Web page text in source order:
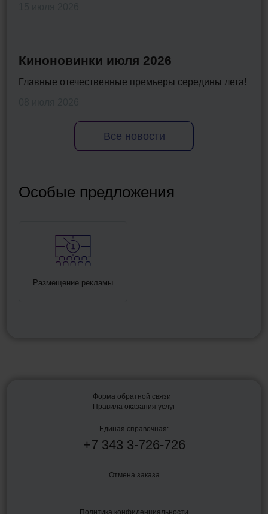
Киноновинки июля 2026
Главные отечественные премьеры середины лета!
Все новости
Особые предложения
Размещение рекламы
Правила оказания услуг
Форма обратной связи
Единая справочная:
+7 343 3-726-726
Отмена заказа